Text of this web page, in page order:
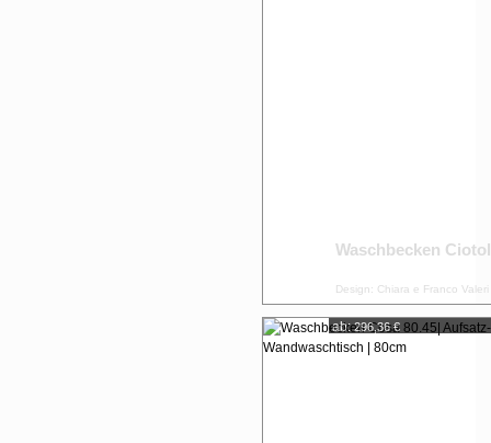
Waschbecken
Design: Chiara e Franco Valeri
ab: 296,36 €